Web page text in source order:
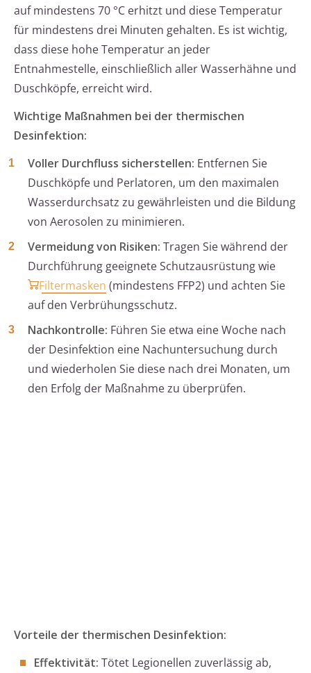
auf mindestens 70 °C erhitzt und diese Temperatur
für mindestens drei Minuten gehalten. Es ist wichtig,
dass diese hohe Temperatur an jeder
Entnahmestelle, einschließlich aller Wasserhähne und
Duschköpfe, erreicht wird.
Wichtige Maßnahmen bei der thermischen
Desinfektion:
Voller Durchfluss sicherstellen: Entfernen Sie
Duschköpfe und Perlatoren, um den maximalen
Wasserdurchsatz zu gewährleisten und die Bildung
von Aerosolen zu minimieren.
Vermeidung von Risiken: Tragen Sie während der
Durchführung geeignete Schutzausrüstung wie
Filtermasken (mindestens FFP2) und achten Sie
auf den Verbrühungsschutz.
Nachkontrolle: Führen Sie etwa eine Woche nach
der Desinfektion eine Nachuntersuchung durch
und wiederholen Sie diese nach drei Monaten, um
den Erfolg der Maßnahme zu überprüfen.
Vorteile der thermischen Desinfektion:
Effektivität: Tötet Legionellen zuverlässig ab,